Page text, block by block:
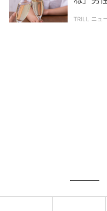
最後に選ばれる女
わけでもありません
齢・性別問わず多く
TRILL ニュ